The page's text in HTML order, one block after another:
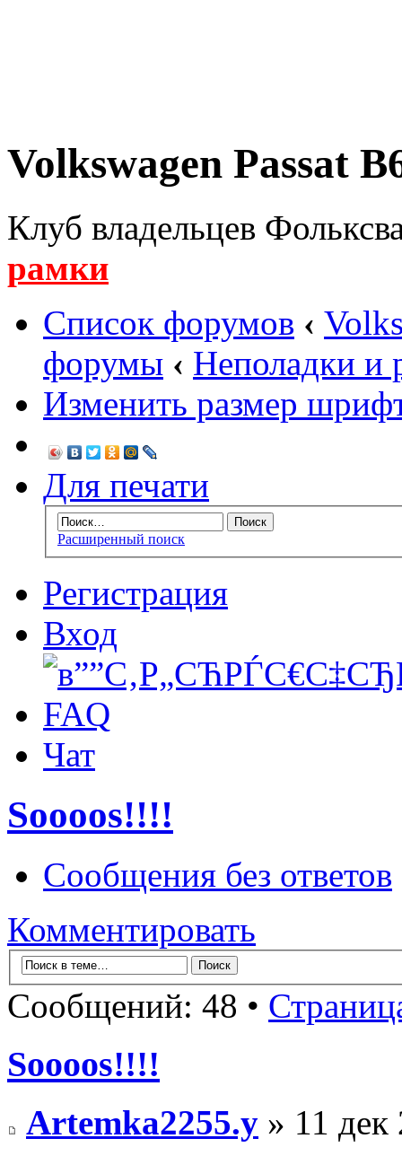
Volkswagen Passat
Клуб владельцев
рамки
Список форумов ‹
форумы ‹ Неполадки и
Изменить размер
Для печати
Расширенный поиск
Регистрация
Вход
FAQ
Чат
Soooos!!!!
Сообщения без ответов
Комментировать
Сообщений: 48 •
Soooos!!!!
Artemka2255.y » 11 дек